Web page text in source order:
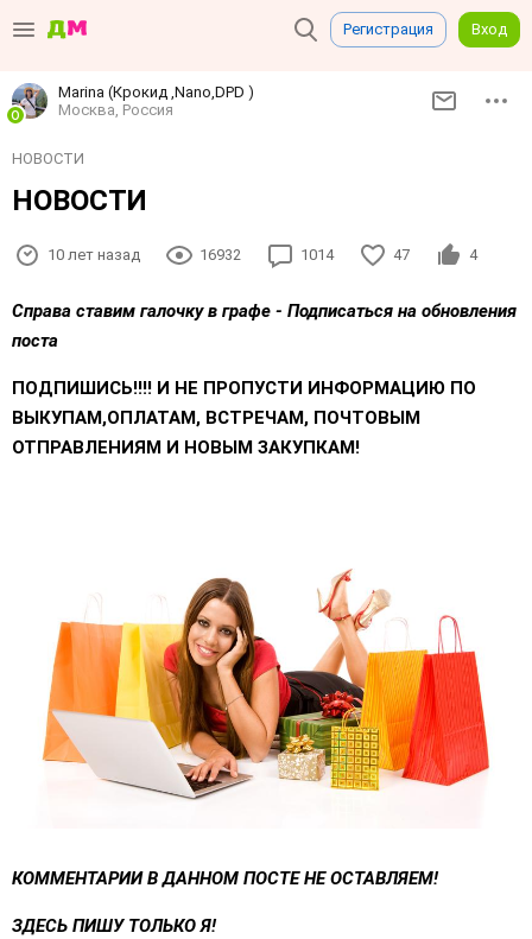
Регистрация Вход
Marina (Крокид ,Nano,DPD )
Москва, Россия
НОВОСТИ
НОВОСТИ
10 лет назад 16932 1014 47 4
Справа ставим галочку в графе - Подписаться на обновления
поста
ПОДПИШИСЬ!!!! И НЕ ПРОПУСТИ ИНФОРМАЦИЮ ПО
ВЫКУПАМ,ОПЛАТАМ, ВСТРЕЧАМ, ПОЧТОВЫМ
ОТПРАВЛЕНИЯМ И НОВЫМ ЗАКУПКАМ!
КОММЕНТАРИИ В ДАННОМ ПОСТЕ НЕ ОСТАВЛЯЕМ!
ЗДЕСЬ ПИШУ ТОЛЬКО Я!